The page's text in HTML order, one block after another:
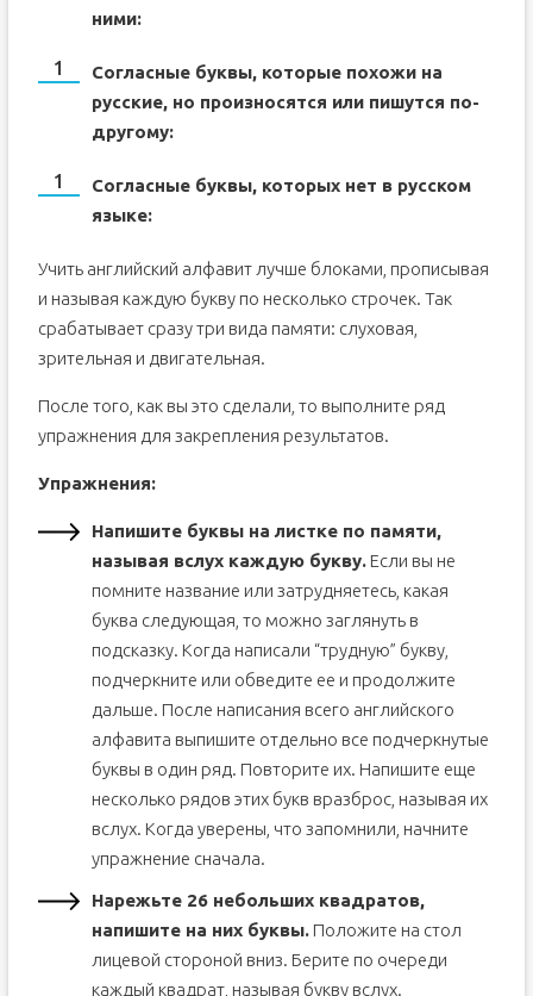
ними:
Согласные буквы, которые похожи на
русские, но произносятся или пишутся по-
другому:
Согласные буквы, которых нет в русском
языке:
Учить английский алфавит лучше блоками, прописывая
и называя каждую букву по несколько строчек. Так
срабатывает сразу три вида памяти: слуховая,
зрительная и двигательная.
После того, как вы это сделали, то выполните ряд
упражнения для закрепления результатов.
Упражнения:
Напишите буквы на листке по памяти,
называя вслух каждую букву.Если вы не
помните название или затрудняетесь, какая
буква следующая, то можно заглянуть в
подсказку. Когда написали “трудную” букву,
подчеркните или обведите ее и продолжите
дальше. После написания всего английского
алфавита выпишите отдельно все подчеркнутые
буквы в один ряд. Повторите их. Напишите еще
несколько рядов этих букв вразброс, называя их
вслух. Когда уверены, что запомнили, начните
упражнение сначала.
Нарежьте 26 небольших квадратов,
напишите на них буквы.Положите на стол
лицевой стороной вниз. Берите по очереди
каждый квадрат, называя букву вслух.